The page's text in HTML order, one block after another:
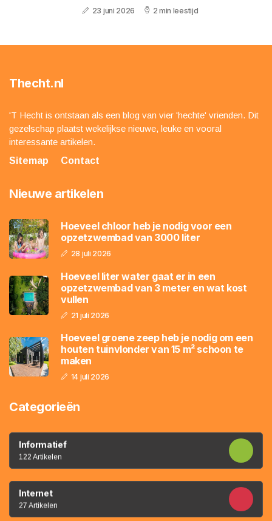
23 juni 2026 2 min leestijd
Thecht.nl
'T Hecht is ontstaan als een blog van vier 'hechte' vrienden. Dit
gezelschap plaatst wekelijkse nieuwe, leuke en vooral
interessante artikelen.
Sitemap
Contact
Nieuwe artikelen
Hoeveel chloor heb je nodig voor een
opzetzwembad van 3000 liter
28 juli 2026
Hoeveel liter water gaat er in een
opzetzwembad van 3 meter en wat kost
vullen
21 juli 2026
Hoeveel groene zeep heb je nodig om een
houten tuinvlonder van 15 m² schoon te
maken
14 juli 2026
Categorieën
Informatief
122 Artikelen
Internet
27 Artikelen